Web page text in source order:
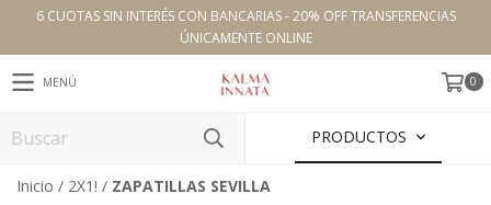
6 CUOTAS SIN INTERÉS CON BANCARIAS - 20% OFF TRANSFERENCIAS
ÚNICAMENTE ONLINE
MENÚ 0
PRODUCTOS
Inicio / 2X1! / ZAPATILLAS SEVILLA